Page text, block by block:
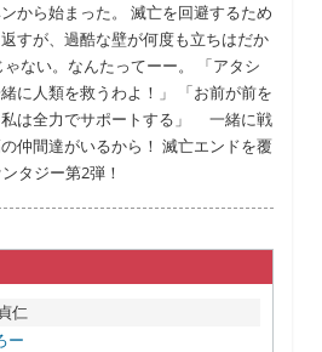
から始まった。 滅亡を回避するため
すが、過酷な壁が何度も立ちはだか
ない。なんたってーー。 「アタシ
に人類を救うわよ！」 「お前が前を
私は全力でサポートする」 一緒に戦
仲間達がいるから！ 滅亡エンドを覆
タジー第2弾！
仁
ー